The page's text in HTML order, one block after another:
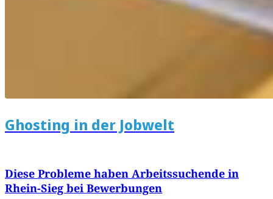
Ghosting in der Jobwelt
Diese Probleme haben Arbeitssuchende in
Rhein-Sieg bei Bewerbungen